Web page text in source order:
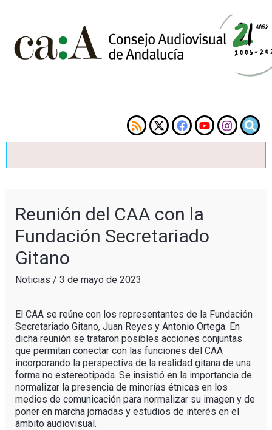
Reunión del CAA con la
Fundación Secretariado
Gitano
Noticias / 3 de mayo de 2023
El CAA se reúne con los representantes de la Fundación
Secretariado Gitano, Juan Reyes y Antonio Ortega. En
dicha reunión se trataron posibles acciones conjuntas
que permitan conectar con las funciones del CAA
incorporando la perspectiva de la realidad gitana de una
forma no estereotipada. Se insistió en la importancia de
normalizar la presencia de minorías étnicas en los
medios de comunicación para normalizar su imagen y de
poner en marcha jornadas y estudios de interés en el
ámbito audiovisual.